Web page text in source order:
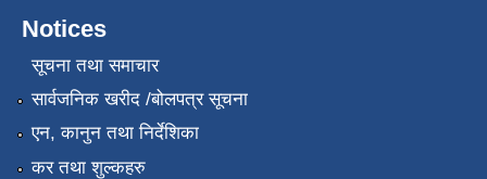
Notices
सूचना तथा समाचार
सार्वजनिक खरीद /बोलपत्र सूचना
एन, कानुन तथा निर्देशिका
कर तथा शुल्कहरु